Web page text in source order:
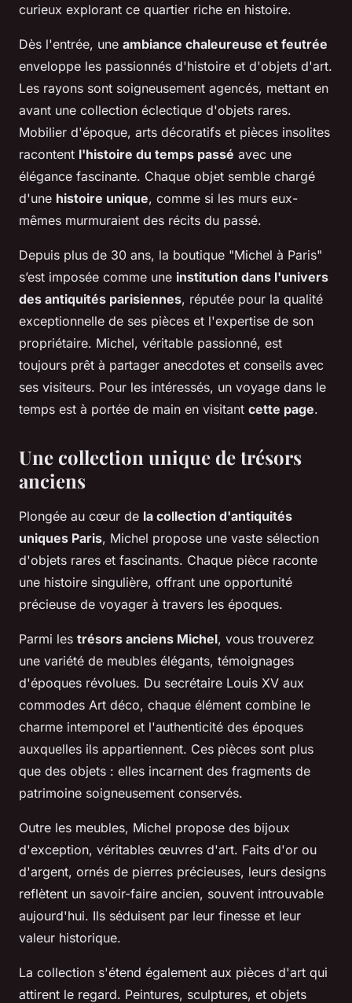
curieux explorant ce quartier riche en histoire.
Dès l'entrée, une ambiance chaleureuse et feutrée
enveloppe les passionnés d'histoire et d'objets d'art.
Les rayons sont soigneusement agencés, mettant en
avant une collection éclectique d'objets rares.
Mobilier d'époque, arts décoratifs et pièces insolites
racontent l'histoire du temps passé avec une
élégance fascinante. Chaque objet semble chargé
d'une histoire unique, comme si les murs eux-
mêmes murmuraient des récits du passé.
Depuis plus de 30 ans, la boutique "Michel à Paris"
s’est imposée comme une institution dans l'univers
des antiquités parisiennes, réputée pour la qualité
exceptionnelle de ses pièces et l'expertise de son
propriétaire. Michel, véritable passionné, est
toujours prêt à partager anecdotes et conseils avec
ses visiteurs. Pour les intéressés, un voyage dans le
temps est à portée de main en visitant cette page.
Une collection unique de trésors
anciens
Plongée au cœur de la collection d'antiquités
uniques Paris, Michel propose une vaste sélection
d'objets rares et fascinants. Chaque pièce raconte
une histoire singulière, offrant une opportunité
précieuse de voyager à travers les époques.
Parmi les trésors anciens Michel, vous trouverez
une variété de meubles élégants, témoignages
d'époques révolues. Du secrétaire Louis XV aux
commodes Art déco, chaque élément combine le
charme intemporel et l'authenticité des époques
auxquelles ils appartiennent. Ces pièces sont plus
que des objets : elles incarnent des fragments de
patrimoine soigneusement conservés.
Outre les meubles, Michel propose des bijoux
d'exception, véritables œuvres d'art. Faits d'or ou
d'argent, ornés de pierres précieuses, leurs designs
reflètent un savoir-faire ancien, souvent introuvable
aujourd'hui. Ils séduisent par leur finesse et leur
valeur historique.
La collection s'étend également aux pièces d'art qui
attirent le regard. Peintures, sculptures, et objets